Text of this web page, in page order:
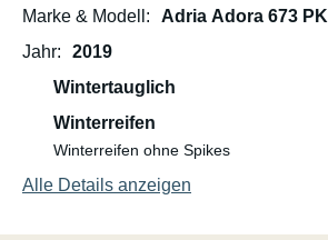
Marke & Modell
Adria Adora 673 PK
Jahr
2019
Wintertauglich
Winterreifen
Winterreifen ohne Spikes
Alle Details anzeigen